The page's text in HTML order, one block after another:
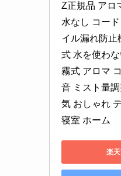
Z正規品 アロ
水なし コー
イル漏れ防止
式 水を使わ
霧式 アロマ
音 ミスト量
気 おしゃれ
寝室 ホーム
楽